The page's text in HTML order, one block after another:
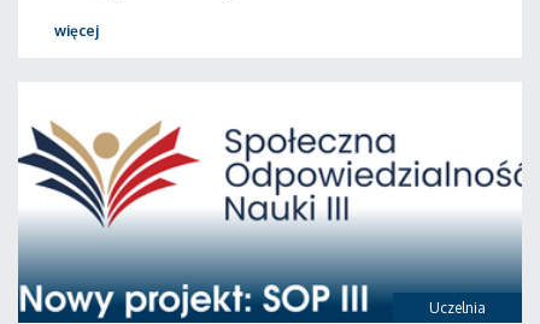
więcej
Uczelnia